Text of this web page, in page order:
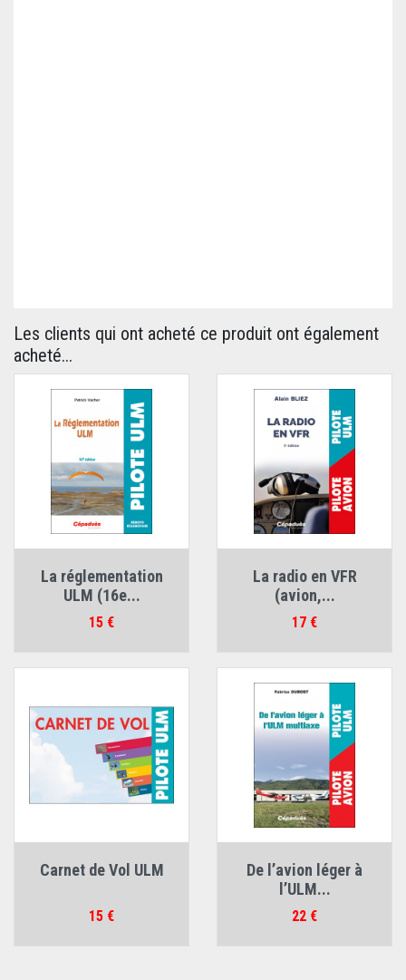
Les clients qui ont acheté ce produit ont également
acheté...
La réglementation
ULM (16e...
Prix
15 €
La radio en VFR
(avion,...
Prix
17 €
Carnet de Vol ULM
Prix
15 €
De l’avion léger à
l’ULM...
Prix
22 €